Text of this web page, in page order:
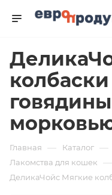
Главная — Каталог —
Лакомства для кошек —
ДеликаЧойс Мягкие